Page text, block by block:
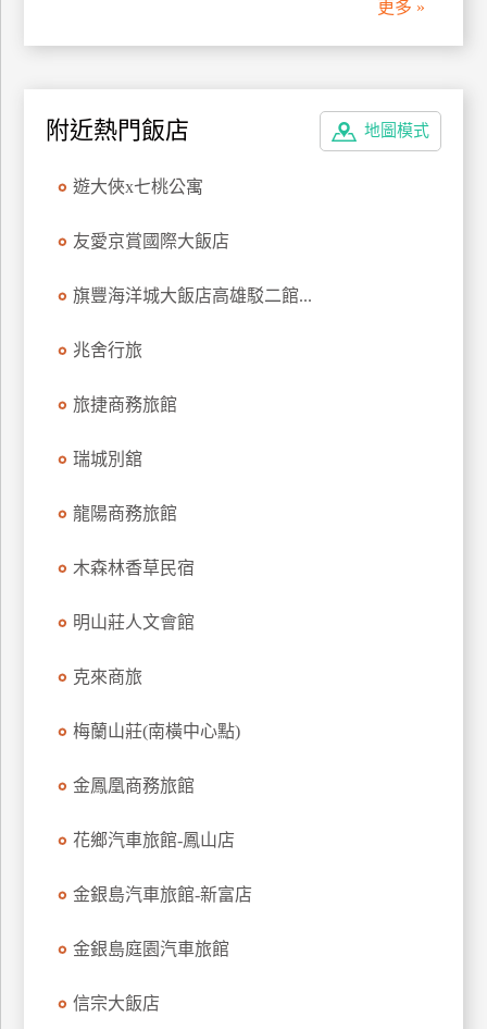
廠
更多 »
地圖模式
附近熱門飯店
遊大俠x七桃公寓
友愛京賞國際大飯店
旗豐海洋城大飯店高雄駁二館...
兆舍行旅
旅捷商務旅館
瑞城別舘
龍陽商務旅館
木森林香草民宿
明山莊人文會館
克來商旅
梅蘭山莊(南橫中心點)
金鳳凰商務旅館
花鄉汽車旅館-鳳山店
金銀島汽車旅館-新富店
金銀島庭園汽車旅館
信宗大飯店